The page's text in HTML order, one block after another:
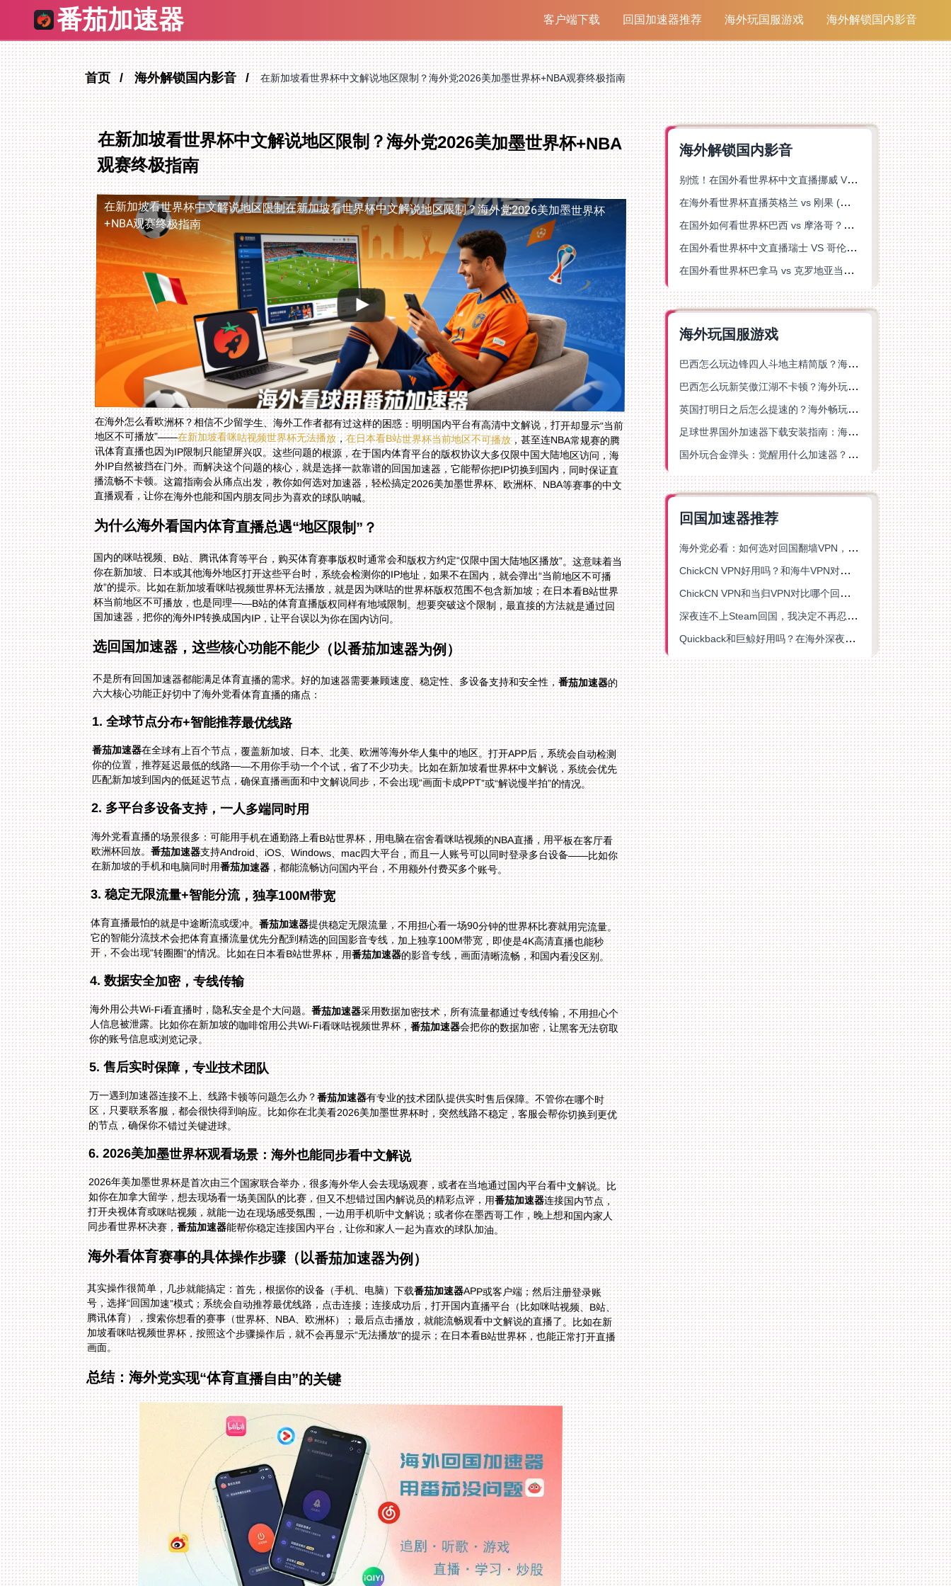
番茄加速器 客户端下载 回国加速器推荐 海外玩国服游戏 海外解锁国内影音
首页 海外解锁国内影音 在新加坡看世界杯中文解说地区限制？海外党2026美加墨世界杯+NBA观赛终极指南
在新加坡看世界杯中文解说地区限制？海外党2026美加墨世界杯+NBA
观赛终极指南
在新加坡看世界杯中文解说地区限制在新加坡看世界杯中文解说地区限制？海外党2026美加墨世界杯
+NBA观赛终极指南
在海外怎么看欧洲杯？相信不少留学生、海外工作者都有过这样的困惑：明明国内平台有高清中文解说，打开却显示“当前
地区不可播放”——在新加坡看咪咕视频世界杯无法播放，在日本看B站世界杯当前地区不可播放，甚至连NBA常规赛的腾
讯体育直播也因为IP限制只能望屏兴叹。这些问题的根源，在于国内体育平台的版权协议大多仅限中国大陆地区访问，海
外IP自然被挡在门外。而解决这个问题的核心，就是选择一款靠谱的回国加速器，它能帮你把IP切换到国内，同时保证直
播流畅不卡顿。这篇指南会从痛点出发，教你如何选对加速器，轻松搞定2026美加墨世界杯、欧洲杯、NBA等赛事的中文
直播观看，让你在海外也能和国内朋友同步为喜欢的球队呐喊。
为什么海外看国内体育直播总遇“地区限制”？
国内的咪咕视频、B站、腾讯体育等平台，购买体育赛事版权时通常会和版权方约定“仅限中国大陆地区播放”。这意味着当
你在新加坡、日本或其他海外地区打开这些平台时，系统会检测你的IP地址，如果不在国内，就会弹出“当前地区不可播
放”的提示。比如在新加坡看咪咕视频世界杯无法播放，就是因为咪咕的世界杯版权范围不包含新加坡；在日本看B站世界
杯当前地区不可播放，也是同理——B站的体育直播版权同样有地域限制。想要突破这个限制，最直接的方法就是通过回
国加速器，把你的海外IP转换成国内IP，让平台误以为你在国内访问。
选回国加速器，这些核心功能不能少（以番茄加速器为例）
不是所有回国加速器都能满足体育直播的需求。好的加速器需要兼顾速度、稳定性、多设备支持和安全性，番茄加速器的
六大核心功能正好切中了海外党看体育直播的痛点：
1. 全球节点分布+智能推荐最优线路
番茄加速器在全球有上百个节点，覆盖新加坡、日本、北美、欧洲等海外华人集中的地区。打开APP后，系统会自动检测
你的位置，推荐延迟最低的线路——不用你手动一个个试，省了不少功夫。比如在新加坡看世界杯中文解说，系统会优先
匹配新加坡到国内的低延迟节点，确保直播画面和中文解说同步，不会出现“画面卡成PPT”或“解说慢半拍”的情况。
2. 多平台多设备支持，一人多端同时用
海外党看直播的场景很多：可能用手机在通勤路上看B站世界杯，用电脑在宿舍看咪咕视频的NBA直播，用平板在客厅看
欧洲杯回放。番茄加速器支持Android、iOS、Windows、mac四大平台，而且一人账号可以同时登录多台设备——比如你
在新加坡的手机和电脑同时用番茄加速器，都能流畅访问国内平台，不用额外付费买多个账号。
3. 稳定无限流量+智能分流，独享100M带宽
体育直播最怕的就是中途断流或缓冲。番茄加速器提供稳定无限流量，不用担心看一场90分钟的世界杯比赛就用完流量。
它的智能分流技术会把体育直播流量优先分配到精选的回国影音专线，加上独享100M带宽，即使是4K高清直播也能秒
开，不会出现“转圈圈”的情况。比如在日本看B站世界杯，用番茄加速器的影音专线，画面清晰流畅，和国内看没区别。
4. 数据安全加密，专线传输
海外用公共Wi-Fi看直播时，隐私安全是个大问题。番茄加速器采用数据加密技术，所有流量都通过专线传输，不用担心个
人信息被泄露。比如你在新加坡的咖啡馆用公共Wi-Fi看咪咕视频世界杯，番茄加速器会把你的数据加密，让黑客无法窃取
你的账号信息或浏览记录。
5. 售后实时保障，专业技术团队
万一遇到加速器连接不上、线路卡顿等问题怎么办？番茄加速器有专业的技术团队提供实时售后保障。不管你在哪个时
区，只要联系客服，都会很快得到响应。比如你在北美看2026美加墨世界杯时，突然线路不稳定，客服会帮你切换到更优
的节点，确保你不错过关键进球。
6. 2026美加墨世界杯观看场景：海外也能同步看中文解说
2026年美加墨世界杯是首次由三个国家联合举办，很多海外华人会去现场观赛，或者在当地通过国内平台看中文解说。比
如你在加拿大留学，想去现场看一场美国队的比赛，但又不想错过国内解说员的精彩点评，用番茄加速器连接国内节点，
打开央视体育或咪咕视频，就能一边在现场感受氛围，一边用手机听中文解说；或者你在墨西哥工作，晚上想和国内家人
同步看世界杯决赛，番茄加速器能帮你稳定连接国内平台，让你和家人一起为喜欢的球队加油。
海外看体育赛事的具体操作步骤（以番茄加速器为例）
其实操作很简单，几步就能搞定：首先，根据你的设备（手机、电脑）下载番茄加速器APP或客户端；然后注册登录账
号，选择“回国加速”模式；系统会自动推荐最优线路，点击连接；连接成功后，打开国内直播平台（比如咪咕视频、B站、
腾讯体育），搜索你想看的赛事（世界杯、NBA、欧洲杯）；最后点击播放，就能流畅观看中文解说的直播了。比如在新
加坡看咪咕视频世界杯，按照这个步骤操作后，就不会再显示“无法播放”的提示；在日本看B站世界杯，也能正常打开直播
画面。
总结：海外党实现“体育直播自由”的关键
海外解锁国内影音
别慌！在国外看世界杯中文直播挪威 VS 英格兰仅限中国大陆？这篇指南帮你搞定
在海外看世界杯直播英格兰 vs 刚果 (金)当前地区不可播放？这篇指南帮你突破所有限制
在国外如何看世界杯巴西 vs 摩洛哥？海外党专属体育观赛指南来了
在国外看世界杯中文直播瑞士 VS 哥伦比亚当前地区不可播放？这篇指南帮你搞定
在国外看世界杯巴拿马 vs 克罗地亚当前地区不可播放？这篇指南帮你轻松解决海外体育直播难题
海外玩国服游戏
巴西怎么玩边锋四人斗地主精简版？海外游戏党的加速器终极选择
巴西怎么玩新笑傲江湖不卡顿？海外玩家国服游戏加速终极指南（附猫和老鼠一梦江湖实测）
英国打明日之后怎么提速的？海外畅玩国服游戏终极指南
足球世界国外加速器下载安装指南：海外党畅玩国服游戏的终极解决方案
国外玩合金弹头：觉醒用什么加速器？一份写给海外游子的畅玩指南
回国加速器推荐
海外党必看：如何选对回国翻墙VPN，无缝解锁国内资源？
ChickCN VPN好用吗？和海牛VPN对比哪个回国效果更好？
ChickCN VPN和当归VPN对比哪个回国效果更好？海外党亲测后选了它
深夜连不上Steam回国，我决定不再忍受这数字鸿沟
Quickback和巨鲸好用吗？在海外深夜想刷B站、追爱奇艺的你，或许正需要这份答案